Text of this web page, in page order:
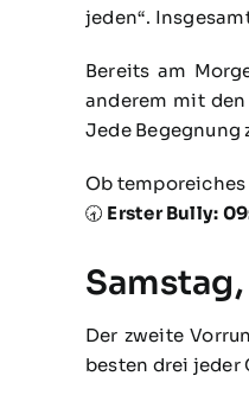
jeden“.
Bereits am
anderem mit den
Jede Begegnung
Ob temporeiches
🕣 Erster Bully:
Der zweite
besten drei jeder